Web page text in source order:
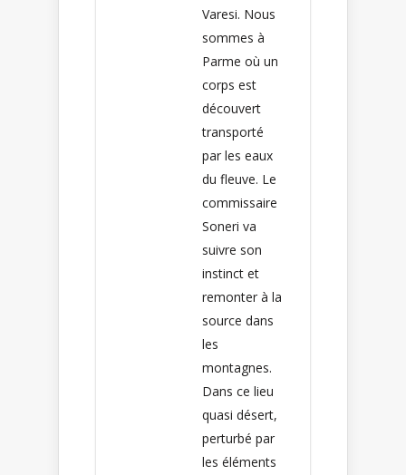
Varesi. Nous
sommes à
Parme où un
corps est
découvert
transporté
par les eaux
du fleuve. Le
commissaire
Soneri va
suivre son
instinct et
remonter à la
source dans
les
montagnes.
Dans ce lieu
quasi désert,
perturbé par
les éléments